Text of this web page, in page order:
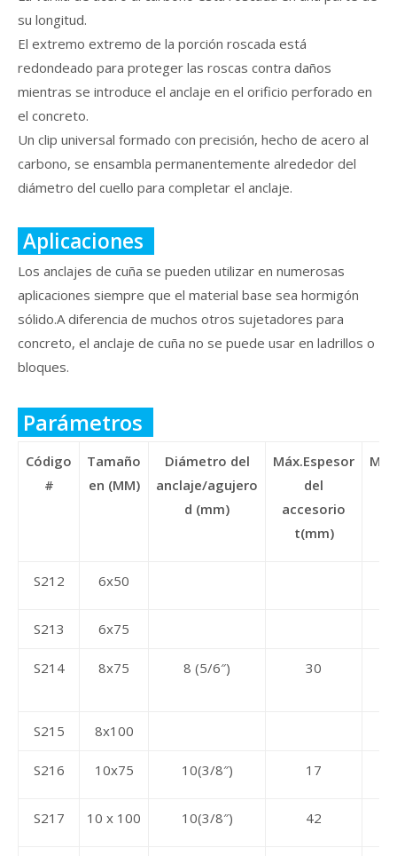
su longitud.
El extremo extremo de la porción roscada está
redondeado para proteger las roscas contra daños
mientras se introduce el anclaje en el orificio perforado en
el concreto.
Un clip universal formado con precisión, hecho de acero al
carbono, se ensambla permanentemente alrededor del
diámetro del cuello para completar el anclaje.
Aplicaciones
Los anclajes de cuña se pueden utilizar en numerosas
aplicaciones siempre que el material base sea hormigón
sólido.A diferencia de muchos otros sujetadores para
concreto, el anclaje de cuña no se puede usar en ladrillos o
bloques.
Parámetros
Código
#
Tamaño
en (MM)
Diámetro del
anclaje/agujero
d (mm)
Máx.Espesor
del
accesorio
t(mm)
S212 6x50
S213 6x75
S214 8x75 8 (5/6″) 30
S215 8x100
S216 10x75 10(3/8″) 17
S217 10 x 100 10(3/8″) 42